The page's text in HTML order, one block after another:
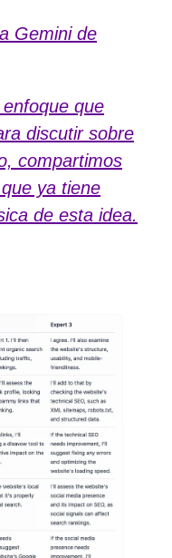
Gemini de
que
discutir sobre
compartimos
ya tiene
de esta idea.